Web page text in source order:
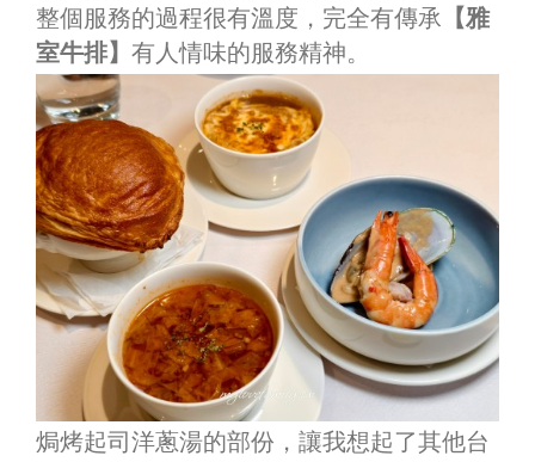
整個服務的過程很有溫度，完全有傳承 【雅
室牛排】 有人情味的服務精神。
焗烤起司洋蔥湯的部份，讓我想起了其他台